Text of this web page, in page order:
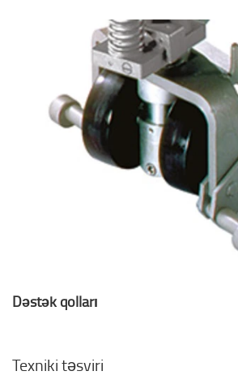
Dəstək qolları
Texniki təsviri